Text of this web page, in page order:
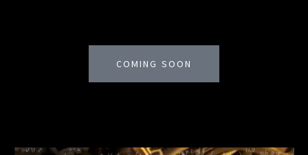
COMING SOON